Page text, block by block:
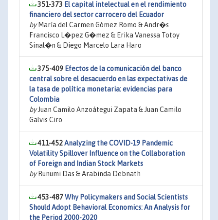
351-373 El capital intelectual en el rendimiento
financiero del sector carrocero del Ecuador
byMaría del Carmen Gómez Romo & Andr�s
Francisco L�pez G�mez & Erika Vanessa Totoy
Sinal�n & Diego Marcelo Lara Haro
375-409 Efectos de la comunicación del banco
central sobre el desacuerdo en las expectativas de
la tasa de política monetaria: evidencias para
Colombia
byJuan Camilo Anzoátegui Zapata & Juan Camilo
Galvis Ciro
411-452Analyzing the COVID-19 Pandemic
Volatility Spillover Influence on the Collaboration
of Foreign and Indian Stock Markets
byRunumi Das & Arabinda Debnath
453-487Why Policymakers and Social Scientists
Should Adopt Behavioral Economics: An Analysis for
the Period 2000-2020